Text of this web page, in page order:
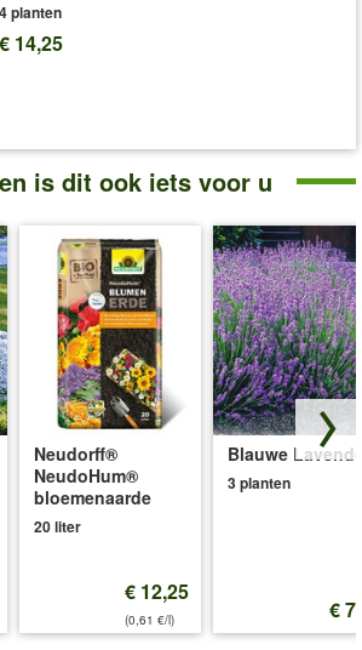
4 planten
€ 14,25
is dit ook iets voor u
Neudorff®
NeudoHum®
bloemenaarde
20 liter
€ 12,25
(0,61 €/l)
Blauwe
3 planten
€